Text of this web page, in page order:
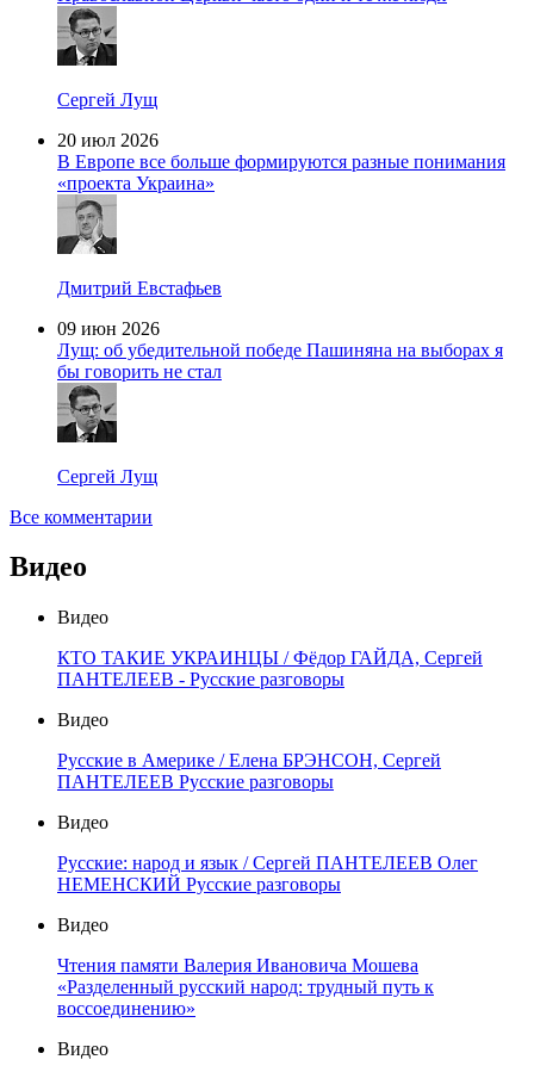
Сергей Лущ
20 июл 2026
В Европе все больше формируются разные понимания
«проекта Украина»
Дмитрий Евстафьев
09 июн 2026
Лущ: об убедительной победе Пашиняна на выборах я
бы говорить не стал
Сергей Лущ
Все комментарии
Видео
Видео
КТО ТАКИЕ УКРАИНЦЫ / Фёдор ГАЙДА, Сергей
ПАНТЕЛЕЕВ - Русские разговоры
Видео
Русские в Америке / Елена БРЭНСОН, Сергей
ПАНТЕЛЕЕВ Русские разговоры
Видео
Русские: народ и язык / Сергей ПАНТЕЛЕЕВ Олег
НЕМЕНСКИЙ Русские разговоры
Видео
Чтения памяти Валерия Ивановича Мошева
«Разделенный русский народ: трудный путь к
воссоединению»
Видео